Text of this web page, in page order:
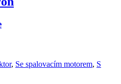
, Se spalovacím motorem, S